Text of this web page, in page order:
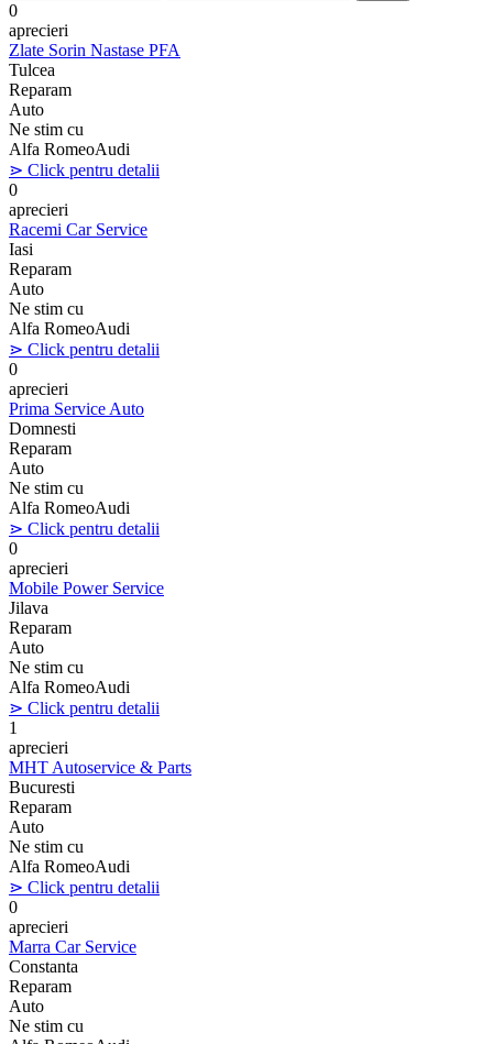
0
aprecieri
Zlate Sorin Nastase PFA
Tulcea
Reparam
Auto
Ne stim cu
Alfa RomeoAudi
⋗ Click pentru detalii
0
aprecieri
Racemi Car Service
Iasi
Reparam
Auto
Ne stim cu
Alfa RomeoAudi
⋗ Click pentru detalii
0
aprecieri
Prima Service Auto
Domnesti
Reparam
Auto
Ne stim cu
Alfa RomeoAudi
⋗ Click pentru detalii
0
aprecieri
Mobile Power Service
Jilava
Reparam
Auto
Ne stim cu
Alfa RomeoAudi
⋗ Click pentru detalii
1
aprecieri
MHT Autoservice & Parts
Bucuresti
Reparam
Auto
Ne stim cu
Alfa RomeoAudi
⋗ Click pentru detalii
0
aprecieri
Marra Car Service
Constanta
Reparam
Auto
Ne stim cu